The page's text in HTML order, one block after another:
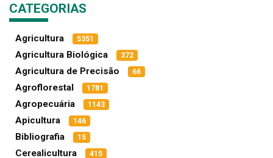
CATEGORIAS
Agricultura 5351
Agricultura Biológica 372
Agricultura de Precisão 66
Agroflorestal 1781
Agropecuária 1143
Apicultura 146
Bibliografia 15
Cerealicultura 415